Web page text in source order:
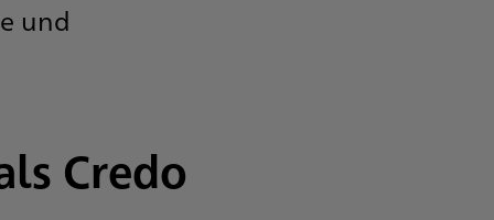
und
Credo